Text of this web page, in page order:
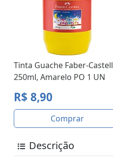
Tinta Guache Faber-Castell
250ml, Amarelo PO 1 UN
R$ 8,90
Comprar
Descrição